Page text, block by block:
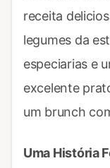
receita
legumes da
especiarias e
excelente
um brunch
Uma História